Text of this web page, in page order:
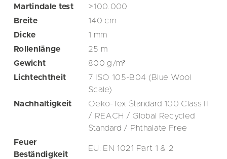
Martindale test
>100.000
Breite
140cm
Dicke
1 mm
Rollenlänge
25 m
Gewicht
800g/m²
Lichtechtheit
7 ISO 105-B04 (Blue Wool
Scale)
Nachhaltigkeit
Oeko-Tex Standard 100 Class II
/ REACH / Global Recycled
Standard / Phthalate Free
Feuer
Beständigkeit
EU: EN 1021 Part 1 & 2